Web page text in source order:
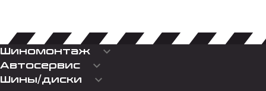
Шиномонтаж keyboard_arrow_down
Автосервис keyboard_arrow_down
Шины/диски keyboard_arrow_down